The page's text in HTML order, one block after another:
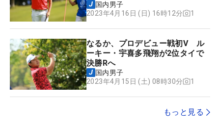
国内男子
2023年4月16日 (日) 16時12分
1
なるか、プロデビュー戦初V ル
ーキー・宇喜多飛翔が2位タイで
決勝Rへ
国内男子
2023年4月15日 (土) 08時30分
1
もっと見る